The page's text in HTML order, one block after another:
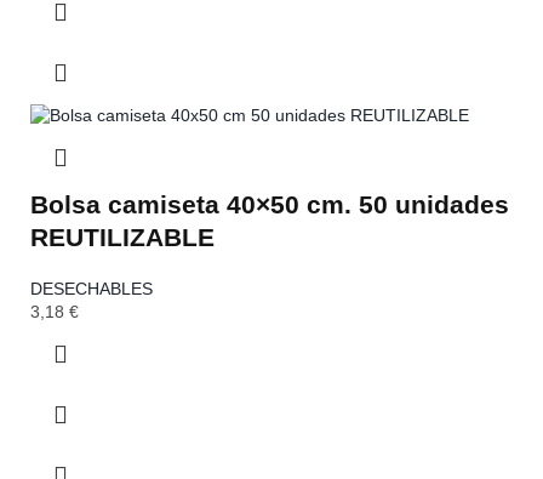
Bolsa camiseta 40×50 cm. 50 unidades
REUTILIZABLE
DESECHABLES
3,18 €